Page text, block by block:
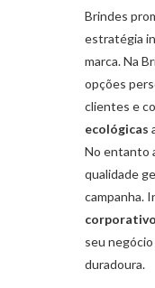
Brindes
estratégia
marca. Na
opções
clientes e
ecológicas
No entanto
qualidade
campanha.
seu
duradoura.